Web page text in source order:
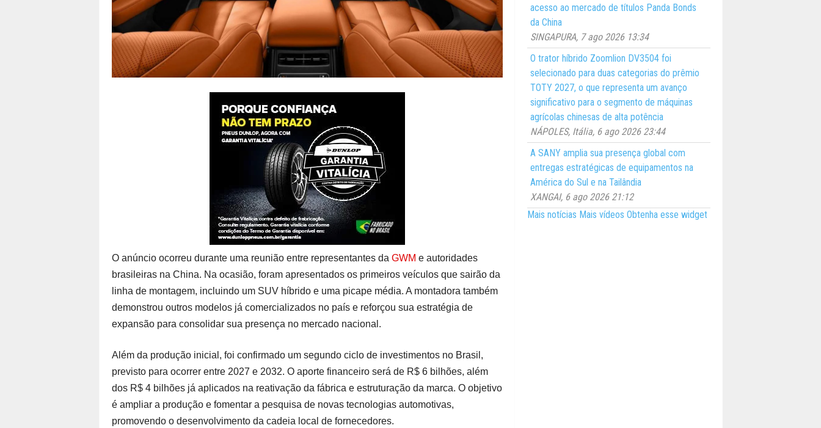
O anúncio ocorreu durante uma reunião entre representantes da GWM e autoridades
brasileiras na China. Na ocasião, foram apresentados os primeiros veículos que sairão da
linha de montagem, incluindo um SUV híbrido e uma picape média. A montadora também
demonstrou outros modelos já comercializados no país e reforçou sua estratégia de
expansão para consolidar sua presença no mercado nacional.
Além da produção inicial, foi confirmado um segundo ciclo de investimentos no Brasil,
previsto para ocorrer entre 2027 e 2032. O aporte financeiro será de R$ 6 bilhões, além
dos R$ 4 bilhões já aplicados na reativação da fábrica e estruturação da marca. O objetivo
é ampliar a produção e fomentar a pesquisa de novas tecnologias automotivas,
promovendo o desenvolvimento da cadeia local de fornecedores.
acesso ao mercado de títulos Panda Bonds
da China
SINGAPURA, 7 ago 2026 13:34
O trator híbrido Zoomlion DV3504 foi
selecionado para duas categorias do prêmio
TOTY 2027, o que representa um avanço
significativo para o segmento de máquinas
agrícolas chinesas de alta potência
NÁPOLES, Itália, 6 ago 2026 23:44
A SANY amplia sua presença global com
entregas estratégicas de equipamentos na
América do Sul e na Tailândia
XANGAI, 6 ago 2026 21:12
Mais notícias Mais vídeos Obtenha esse widget